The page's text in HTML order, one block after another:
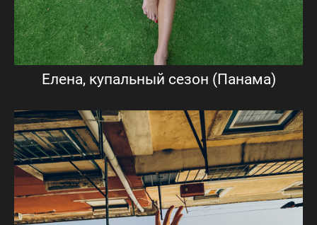
Елена, купальный сезон (Панама)